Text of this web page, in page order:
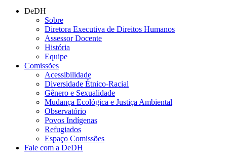
DeDH
Sobre
Diretora Executiva de Direitos Humanos
Assessor Docente
História
Equipe
Comissões
Acessibilidade
Diversidade Étnico-Racial
Gênero e Sexualidade
Mudança Ecológica e Justiça Ambiental
Observatório
Povos Indígenas
Refugiados
Espaço Comissões
Fale com a DeDH